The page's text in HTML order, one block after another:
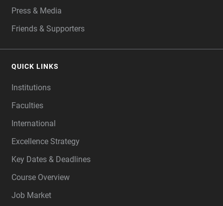
Press & Media
Friends & Supporters
QUICK LINKS
Institutions
Faculties
International
Excellence Strategy
Key Dates & Deadlines
Course Overview
Job Market